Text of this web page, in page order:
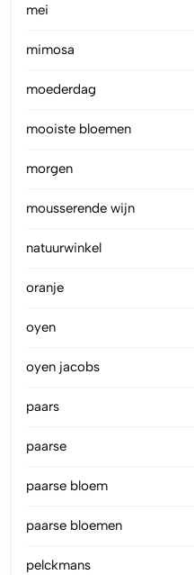
mei
mimosa
moederdag
mooiste bloemen
morgen
mousserende wijn
natuurwinkel
oranje
oyen
oyen jacobs
paars
paarse
paarse bloem
paarse bloemen
pelckmans